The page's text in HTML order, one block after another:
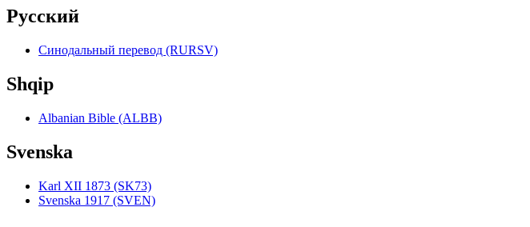
Pyccкий
Синодальный перевод (RURSV)
Shqip
Albanian Bible (ALBB)
Svenska
Karl XII 1873 (SK73)
Svenska 1917 (SVEN)